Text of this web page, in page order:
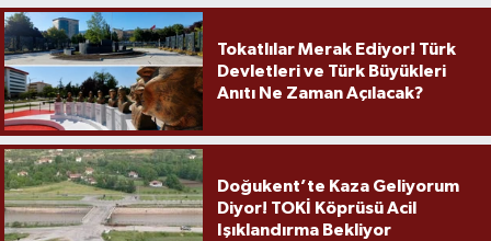
Tokatlılar Merak Ediyor! Türk
Devletleri ve Türk Büyükleri
Anıtı Ne Zaman Açılacak?
Doğukent’te Kaza Geliyorum
Diyor! TOKİ Köprüsü Acil
Işıklandırma Bekliyor